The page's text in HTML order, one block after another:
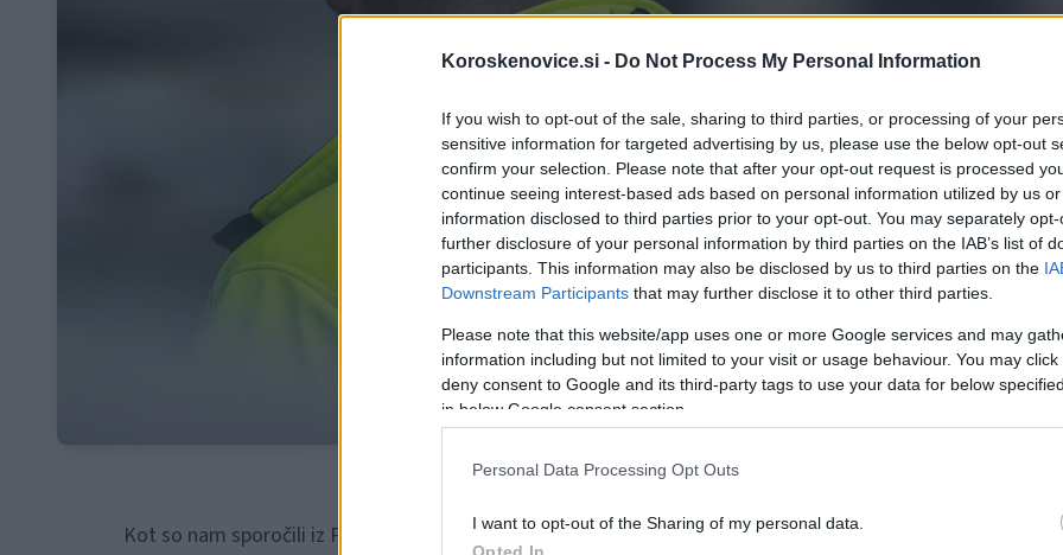
Koroskenovice.si - Do Not Process My Personal Information
If you wish to opt-out of the sale, sharing to third parties, or processing of your
sensitive information for targeted advertising by us, please use the below opt-out
confirm your selection. Please note that after your opt-out request is processed
continue seeing interest-based ads based on personal information utilized by us
information disclosed to third parties prior to your opt-out. You may separately
further disclosure of your personal information by third parties on the IAB’s list of
participants. This information may also be disclosed by us to third parties on the
Downstream Participants that may further disclose it to other third parties.
Please note that this website/app uses one or more Google services and may
information including but not limited to your visit or usage behaviour. You may
deny consent to Google and its third-party tags to use your data for below
in below Google consent section.
Personal Data Processing Opt Outs
I want to opt-out of the Sharing of my personal data.
Opted In
Kot so nam sporočili iz Policijske uprave Celje, so včeraj vKotljah obravnavali krajo, v kateri je nastalo